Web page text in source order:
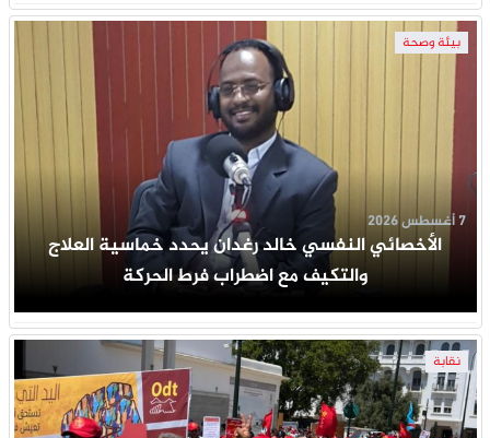
بيئة وصحة
الأخصائي النفسي خالد رغدان يحدد خماسية العلاج
والتكيف مع اضطراب فرط الحركة
7 أغسطس 2026
نقابة